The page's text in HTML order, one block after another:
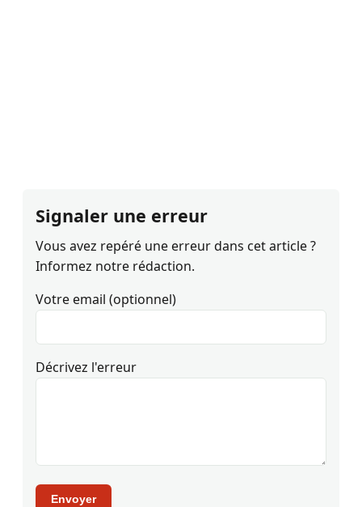
Signaler une erreur
Vous avez repéré une erreur dans cet article ?
Informez notre rédaction.
Votre email (optionnel)
Décrivez l'erreur
Envoyer